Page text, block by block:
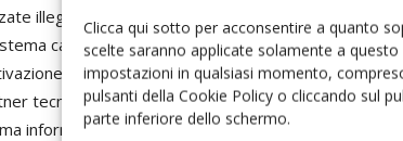
Clicca qui sotto per acconsentire a quanto
scelte saranno applicate solamente a
impostazioni in qualsiasi momento,
pulsanti della Cookie Policy o cliccando sul
parte inferiore dello schermo.
illegalmente, la Sicasov si attiva, per mandato dei
capace di identificare, in modo efficace, rapido
di albicocche e pesche.
tecnologici specializzati nell’Intelligenza
informatico basato su algoritmi di IA, integrando la